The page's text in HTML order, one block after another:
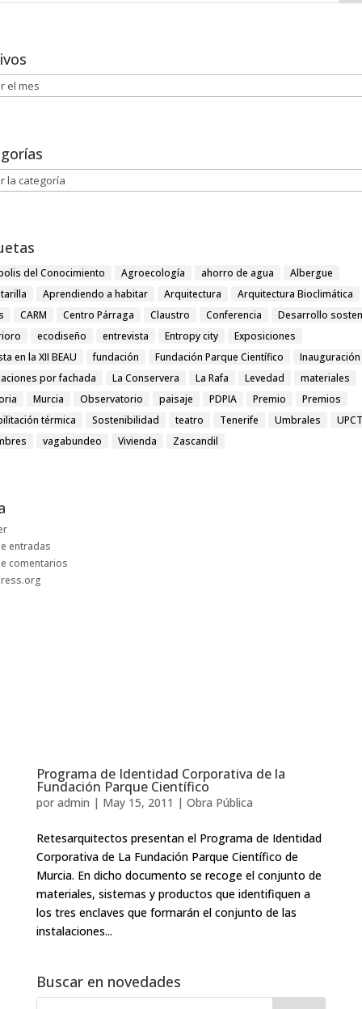
del Conocimiento Agroecología ahorro de agua
Albergue
Aprendiendo a habitar Arquitectura
Arquitectura Bioclimática
CARM Centro Párraga Claustro Conferencia
Desarrollo
ecodiseño entrevista Entropy city
Exposiciones
en la XII BEAU
fundación Fundación Parque Científico
Inauguración
por fachada
La Conservera La Rafa Levedad
materiales
Murcia Observatorio paisaje PDPIA Premio
Premios
térmica
Sostenibilidad teatro Tenerife Umbrales
UPCT
vagabundeo Vivienda Zascandil
entradas
comentarios
Programa de Identidad Corporativa de la
Fundación Parque Científico
por admin | May 15, 2011 | Obra Pública
Retesarquitectos presentan el Programa de Identidad
Corporativa de La Fundación Parque Científico de
Murcia. En dicho documento se recoge el conjunto de
materiales, sistemas y productos que identifiquen a
los tres enclaves que formarán el conjunto de las
instalaciones...
Buscar en novedades